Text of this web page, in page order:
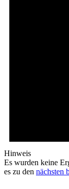
Hinweis
Es wurden keine
es zu den nächsten